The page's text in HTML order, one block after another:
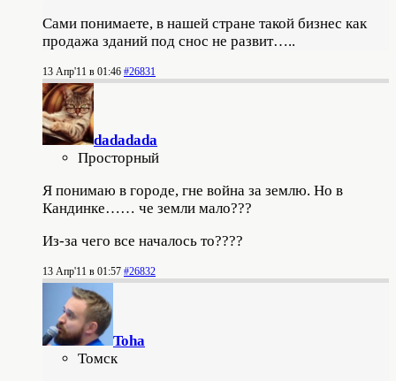
Сами понимаете, в нашей стране такой бизнес как
продажа зданий под снос не развит…..
13 Апр'11 в 01:46 #26831
dadadada
Просторный
Я понимаю в городе, гне война за землю. Но в
Кандинке…… че земли мало???
Из-за чего все началось то????
13 Апр'11 в 01:57 #26832
Toha
Томск